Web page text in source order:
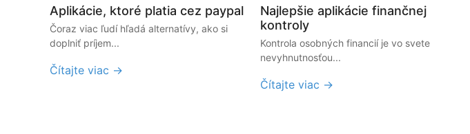
Aplikácie, ktoré platia cez paypal
Čoraz viac ľudí hľadá alternatívy, ako si
doplniť príjem...
Čítajte viac →
Najlepšie aplikácie finančnej
kontroly
Kontrola osobných financií je vo svete
nevyhnutnosťou...
Čítajte viac →